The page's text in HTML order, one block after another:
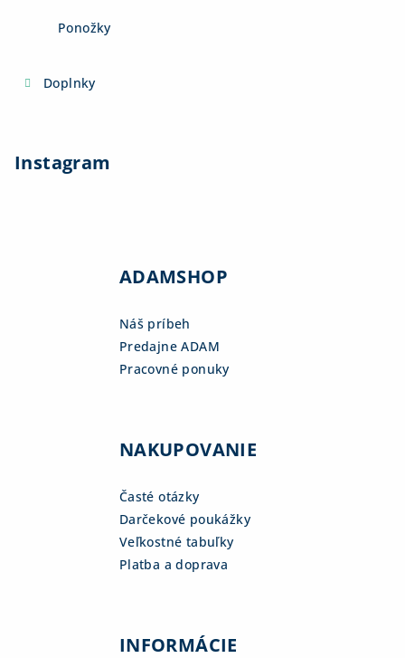
Ponožky
Doplnky
Instagram
ADAMSHOP
Náš príbeh
Predajne ADAM
Pracovné ponuky
NAKUPOVANIE
Časté otázky
Darčekové poukážky
Veľkostné tabuľky
Platba a doprava
INFORMÁCIE